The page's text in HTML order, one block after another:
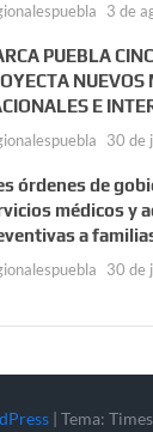
3 de
PUEBLA
NUEVOS
E
30 de
órdenes de
médicos y
a
30 de
| Tema: